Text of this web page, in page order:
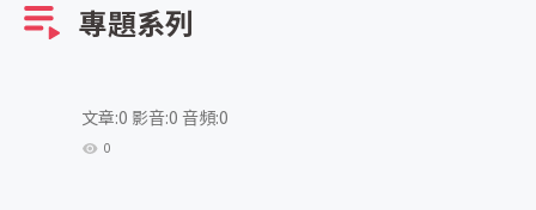
專題系列
文章:0 影音:0 音頻:0
0